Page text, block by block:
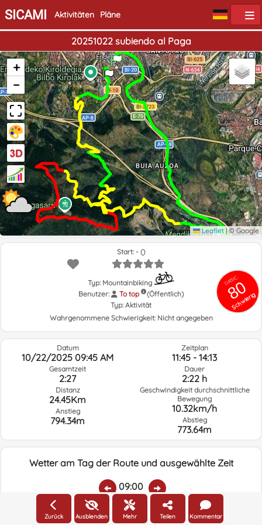
SICAMI Aktivitäten Pläne
20251022 subiendo al Paga
Start
Ende
+
−
Leaflet |© Google
GRSIC
80
Schwierig
Start: - ()
Typ: Mountainbiking
Benutzer:
To top
(Öffentlich)
Typ: Aktivität
Wahrgenommene Schwierigkeit: Nicht angegeben
Datum
10/22/2025 09:45 AM
Gesamtzeit
2:27
Distanz
24.45Km
Anstieg
794.34m
Zeitplan
11:45 - 14:13
Dauer
2:22 h
Geschwindigkeit durchschnittliche
Bewegung
10.32km/h
Abstieg
773.64m
Wetter am Tag der Route und ausgewählte Zeit
09:00
Regen:
Durchschnittliche
Geschwindigkeit
Windrichtung
Zurück Ausblenden Mehr Teilen Kommentar